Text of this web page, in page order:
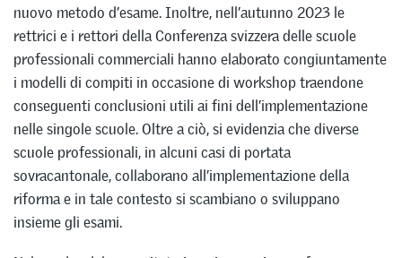
nuovo metodo d’esame. Inoltre, nell’autunno 2023 le
rettrici e i rettori della Conferenza svizzera delle scuole
professionali commerciali hanno elaborato congiuntamente
i modelli di compiti in occasione di workshop traendone
conseguenti conclusioni utili ai fini dell’implementazione
nelle singole scuole. Oltre a ciò, si evidenzia che diverse
scuole professionali, in alcuni casi di portata
sovracantonale, collaborano all’implementazione della
riforma e in tale contesto si scambiano o sviluppano
insieme gli esami.